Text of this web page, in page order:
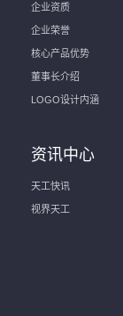
企业资质
企业荣誉
核心产品优势
董事长介绍
LOGO设计内涵
资讯中心
天工快讯
视界天工